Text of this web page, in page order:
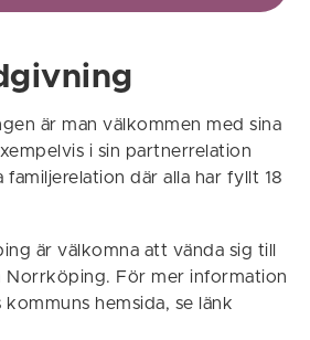
är man välkommen med sina
i sin partnerrelation
familjerelation där alla har fyllt 18
är välkomna att vända sig till
Norrköping. För mer information
hemsida, se länk